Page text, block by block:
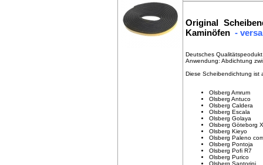
Original
Kaminöfen -
Deutsches
Anwendung: Abdichtung
Diese Scheibendichtung ist
Olsberg Amrum
Olsberg Antuco
Olsberg Caldera
Olsberg Escala
Olsberg Golaya
Olsberg Göteborg
Olsberg Kieyo
Olsberg Paleno
Olsberg Pontoja
Olsberg Pofi R7
Olsberg Purico